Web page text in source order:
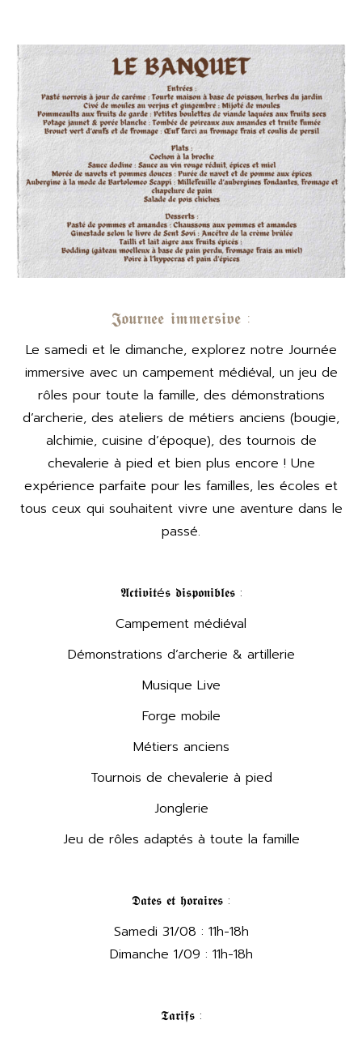
𝕵𝖔𝖚𝖗𝖓𝖊𝖊 𝖎𝖒𝖒𝖊𝖗𝖘𝖎𝖛𝖊 :
Le samedi et le dimanche, explorez notre Journée
immersive avec un campement médiéval, un jeu de
rôles pour toute la famille, des démonstrations
d’archerie, des ateliers de métiers anciens (bougie,
alchimie, cuisine d’époque), des tournois de
chevalerie à pied et bien plus encore ! Une
expérience parfaite pour les familles, les écoles et
tous ceux qui souhaitent vivre une aventure dans le
passé.
𝕬𝖈𝖙𝖎𝖛𝖎𝖙é𝖘 𝖉𝖎𝖘𝖕𝖔𝖓𝖎𝖇𝖑𝖊𝖘 :
Campement médiéval
Démonstrations d’archerie & artillerie
Musique Live
Forge mobile
Métiers anciens
Tournois de chevalerie à pied
Jonglerie
Jeu de rôles adaptés à toute la famille
𝕯𝖆𝖙𝖊𝖘 𝖊𝖙 𝖍𝖔𝖗𝖆𝖎𝖗𝖊𝖘 :
Samedi 31/08 : 11h-18h
Dimanche 1/09 : 11h-18h
𝕿𝖆𝖗𝖎𝖋𝖘 :